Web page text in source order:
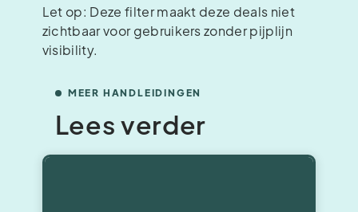
Let op: Deze filter maakt deze deals niet
zichtbaar voor gebruikers zonder pijplijn
visibility.
MEER HANDLEIDINGEN
Lees verder